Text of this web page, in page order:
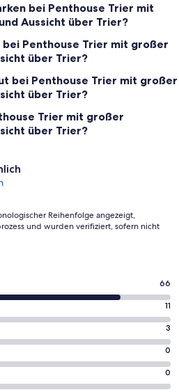
bei Penthouse Trier mit
Aussicht über Trier?
bei Penthouse Trier mit großer
über Trier?
bei Penthouse Trier mit großer
über Trier?
Trier mit großer
über Trier?
Reihenfolge angezeigt,
und wurden verifiziert, sofern nicht
66
11
3
0
0